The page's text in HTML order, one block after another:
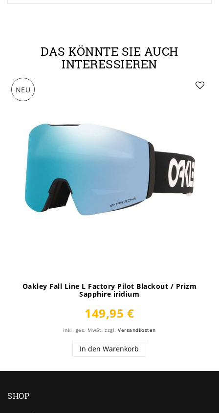
DAS KÖNNTE SIE AUCH
INTERESSIEREN
NEU
Oakley Fall Line L Factory Pilot Blackout / Prizm
Sapphire iridium
149,95 €
inkl. ges. MwSt. zzgl.Versandkosten
In den Warenkorb
SHOP